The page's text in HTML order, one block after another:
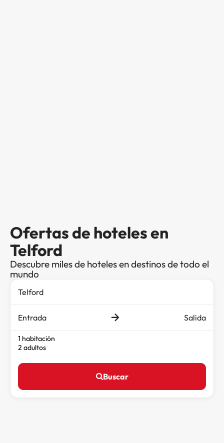
Ofertas de hoteles en
Telford
Descubre miles de hoteles en destinos de todo el
mundo
Entrada Salida
1 habitación
2 adultos
Buscar